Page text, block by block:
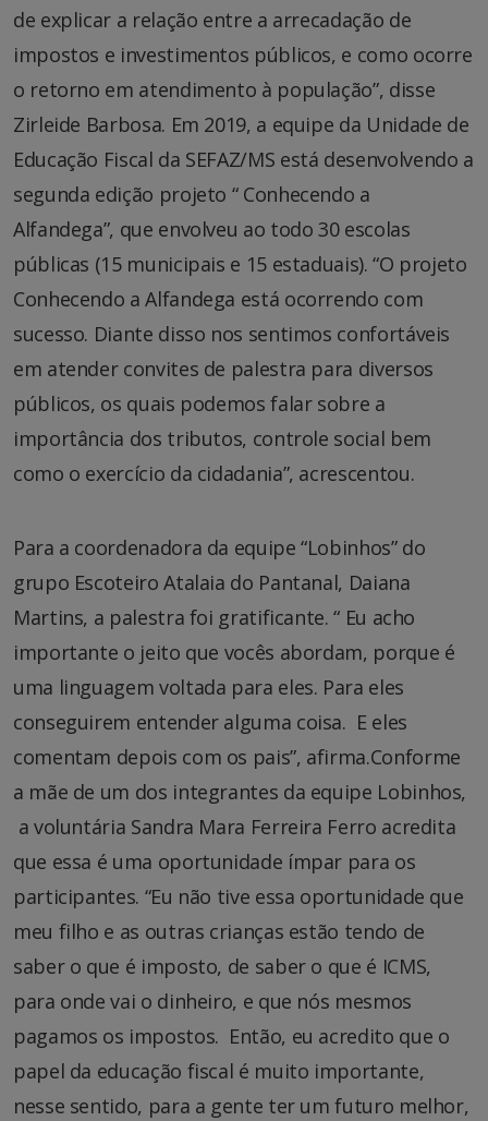
de explicar a relação entre a arrecadação de
impostos e investimentos públicos, e como ocorre
o retorno em atendimento à população”, disse
Zirleide Barbosa. Em 2019, a equipe da Unidade de
Educação Fiscal da SEFAZ/MS está desenvolvendo a
segunda edição projeto “ Conhecendo a
Alfandega”, que envolveu ao todo 30 escolas
públicas (15 municipais e 15 estaduais). “O projeto
Conhecendo a Alfandega está ocorrendo com
sucesso. Diante disso nos sentimos confortáveis
em atender convites de palestra para diversos
públicos, os quais podemos falar sobre a
importância dos tributos, controle social bem
como o exercício da cidadania”, acrescentou.
Para a coordenadora da equipe “Lobinhos” do
grupo Escoteiro Atalaia do Pantanal, Daiana
Martins, a palestra foi gratificante. “ Eu acho
importante o jeito que vocês abordam, porque é
uma linguagem voltada para eles. Para eles
conseguirem entender alguma coisa. E eles
comentam depois com os pais”, afirma.Conforme
a mãe de um dos integrantes da equipe Lobinhos,
a voluntária Sandra Mara Ferreira Ferro acredita
que essa é uma oportunidade ímpar para os
participantes. “Eu não tive essa oportunidade que
meu filho e as outras crianças estão tendo de
saber o que é imposto, de saber o que é ICMS,
para onde vai o dinheiro, e que nós mesmos
pagamos os impostos. Então, eu acredito que o
papel da educação fiscal é muito importante,
nesse sentido, para a gente ter um futuro melhor,